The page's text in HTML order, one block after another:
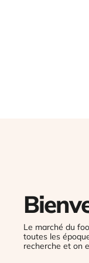
Le marché du
toutes les
recherche et on